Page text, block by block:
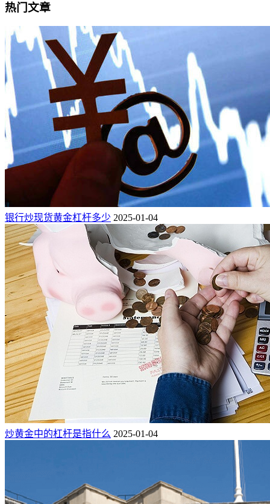
热门文章
银行炒现货黄金杠杆多少 2025-01-04
炒黄金中的杠杆是指什么 2025-01-04